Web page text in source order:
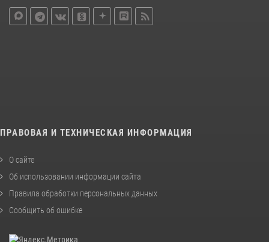
ПРАВОВАЯ И ТЕХНИЧЕСКАЯ ИНФОРМАЦИЯ
О сайте
Об использовании информации сайта
Правила обработки персональных данных
Сообщить об ошибке